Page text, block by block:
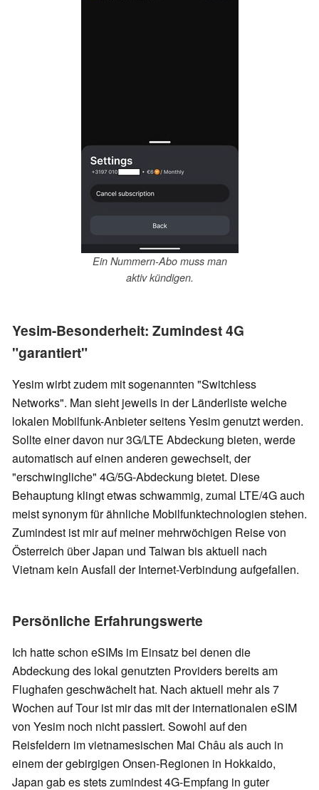
Ein Nummern-Abo muss man
aktiv kündigen.
Yesim-Besonderheit: Zumindest 4G
"garantiert"
Yesim wirbt zudem mit sogenannten "Switchless
Networks". Man sieht jeweils in der Länderliste welche
lokalen Mobilfunk-Anbieter seitens Yesim genutzt werden.
Sollte einer davon nur 3G/LTE Abdeckung bieten, werde
automatisch auf einen anderen gewechselt, der
"erschwingliche" 4G/5G-Abdeckung bietet. Diese
Behauptung klingt etwas schwammig, zumal LTE/4G auch
meist synonym für ähnliche Mobilfunktechnologien stehen.
Zumindest ist mir auf meiner mehrwöchigen Reise von
Österreich über Japan und Taiwan bis aktuell nach
Vietnam kein Ausfall der Internet-Verbindung aufgefallen.
Persönliche Erfahrungswerte
Ich hatte schon eSIMs im Einsatz bei denen die
Abdeckung des lokal genutzten Providers bereits am
Flughafen geschwächelt hat. Nach aktuell mehr als 7
Wochen auf Tour ist mir das mit der internationalen eSIM
von Yesim noch nicht passiert. Sowohl auf den
Reisfeldern im vietnamesischen Mai Châu als auch in
einem der gebirgigen Onsen-Regionen in Hokkaido,
Japan gab es stets zumindest 4G-Empfang in guter